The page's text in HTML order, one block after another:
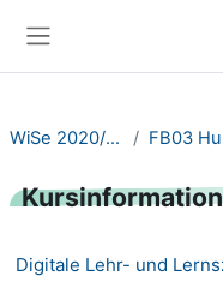
WiSe 2020/21
Kursinformation
Digitale Lehr- und